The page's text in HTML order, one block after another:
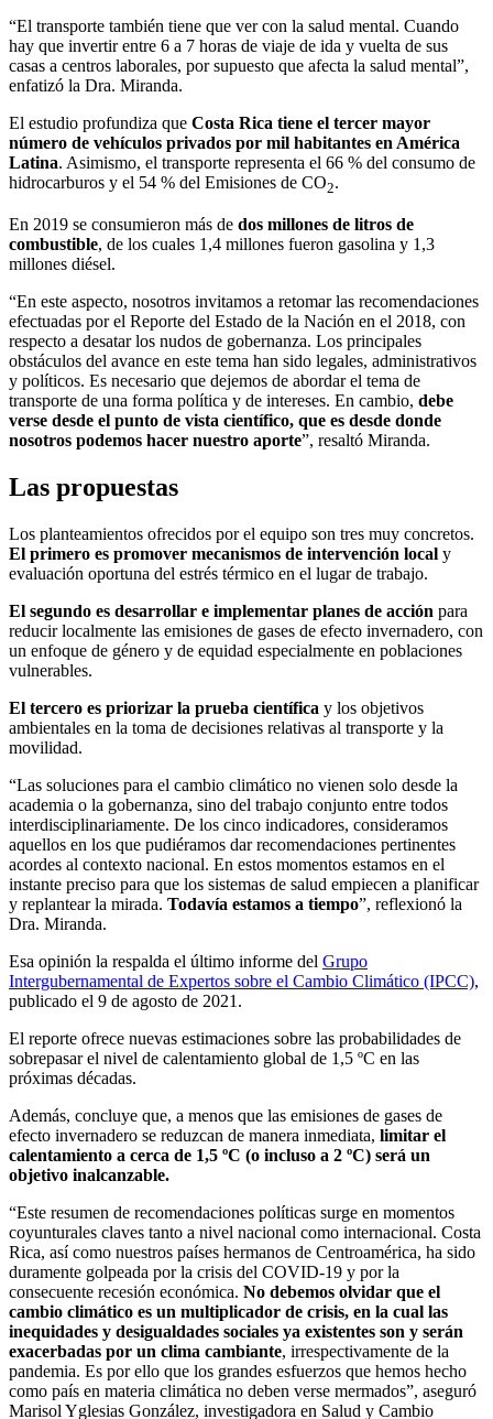
“El transporte también tiene que ver con la salud mental. Cuando
hay que invertir entre 6 a 7 horas de viaje de ida y vuelta de sus
casas a centros laborales, por supuesto que afecta la salud mental”,
enfatizó la Dra. Miranda.
El estudio profundiza que Costa Rica tiene el tercer mayor
número de vehículos privados por mil habitantes en América
Latina. Asimismo, el transporte representa el 66 % del consumo de
hidrocarburos y el 54 % del Emisiones de CO2.
En 2019 se consumieron más de dos millones de litros de
combustible, de los cuales 1,4 millones fueron gasolina y 1,3
millones diésel.
“En este aspecto, nosotros invitamos a retomar las recomendaciones
efectuadas por el Reporte del Estado de la Nación en el 2018, con
respecto a desatar los nudos de gobernanza. Los principales
obstáculos del avance en este tema han sido legales, administrativos
y políticos. Es necesario que dejemos de abordar el tema de
transporte de una forma política y de intereses. En cambio, debe
verse desde el punto de vista científico, que es desde donde
nosotros podemos hacer nuestro aporte”, resaltó Miranda.
Las propuestas
Los planteamientos ofrecidos por el equipo son tres muy concretos.
El primero es promover mecanismos de intervención local y
evaluación oportuna del estrés térmico en el lugar de trabajo.
El segundo es desarrollar e implementar planes de acción para
reducir localmente las emisiones de gases de efecto invernadero, con
un enfoque de género y de equidad especialmente en poblaciones
vulnerables.
El tercero es priorizar la prueba científica y los objetivos
ambientales en la toma de decisiones relativas al transporte y la
movilidad.
“Las soluciones para el cambio climático no vienen solo desde la
academia o la gobernanza, sino del trabajo conjunto entre todos
interdisciplinariamente. De los cinco indicadores, consideramos
aquellos en los que pudiéramos dar recomendaciones pertinentes
acordes al contexto nacional. En estos momentos estamos en el
instante preciso para que los sistemas de salud empiecen a planificar
y replantear la mirada. Todavía estamos a tiempo”, reflexionó la
Dra. Miranda.
Esa opinión la respalda el último informe del Grupo
Intergubernamental de Expertos sobre el Cambio Climático (IPCC),
publicado el 9 de agosto de 2021.
El reporte ofrece nuevas estimaciones sobre las probabilidades de
sobrepasar el nivel de calentamiento global de 1,5 ºC en las
próximas décadas.
Además, concluye que, a menos que las emisiones de gases de
efecto invernadero se reduzcan de manera inmediata, limitar el
calentamiento a cerca de 1,5 ºC (o incluso a 2 ºC) será un
objetivo inalcanzable.
“Este resumen de recomendaciones políticas surge en momentos
coyunturales claves tanto a nivel nacional como internacional. Costa
Rica, así como nuestros países hermanos de Centroamérica, ha sido
duramente golpeada por la crisis del COVID-19 y por la
consecuente recesión económica. No debemos olvidar que el
cambio climático es un multiplicador de crisis, en la cual las
inequidades y desigualdades sociales ya existentes son y serán
exacerbadas por un clima cambiante, irrespectivamente de la
pandemia. Es por ello que los grandes esfuerzos que hemos hecho
como país en materia climática no deben verse mermados”, aseguró
Marisol Yglesias González, investigadora en Salud y Cambio